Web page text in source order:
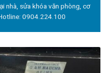
nhà, sửa khóa văn phòng, cơ
0904.224.100